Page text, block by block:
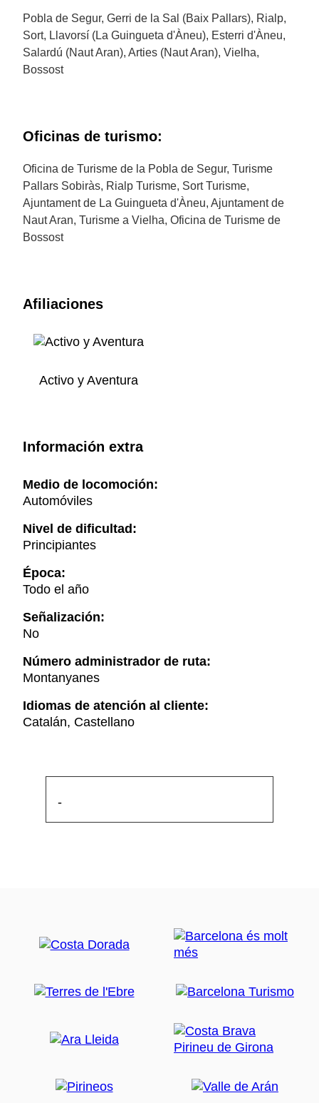
Pobla de Segur, Gerri de la Sal (Baix Pallars), Rialp,
Sort, Llavorsí (La Guingueta d'Àneu), Esterri d'Àneu,
Salardú (Naut Aran), Arties (Naut Aran), Vielha,
Bossost
Oficinas de turismo:
Oficina de Turisme de la Pobla de Segur, Turisme
Pallars Sobiràs, Rialp Turisme, Sort Turisme,
Ajuntament de La Guingueta d'Àneu, Ajuntament de
Naut Aran, Turisme a Vielha, Oficina de Turisme de
Bossost
Afiliaciones
Activo y Aventura
Información extra
Medio de locomoción:
Automóviles
Nivel de dificultad:
Principiantes
Época:
Todo el año
Señalización:
No
Número administrador de ruta:
Montanyanes
Idiomas de atención al cliente:
Catalán, Castellano
-